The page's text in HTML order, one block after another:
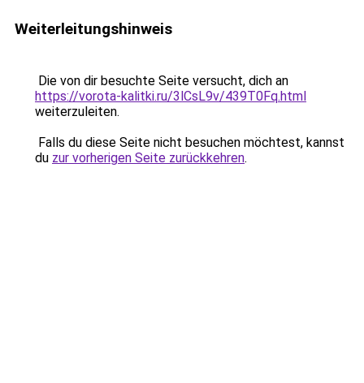
Weiterleitungshinweis
Die von dir besuchte Seite versucht, dich an
https://vorota-kalitki.ru/3lCsL9v/439T0Fq.html
weiterzuleiten.
Falls du diese Seite nicht besuchen möchtest, kannst
du zur vorherigen Seite zurückkehren.